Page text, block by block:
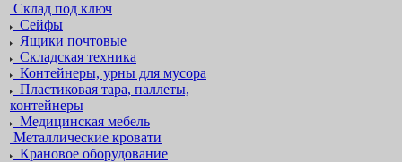
Склад под ключ
Сейфы
Ящики почтовые
Складская техника
Контейнеры, урны для мусора
Пластиковая тара, паллеты,
контейнеры
Медицинская мебель
Металлические кровати
Крановое оборудование